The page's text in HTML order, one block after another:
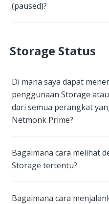
(paused)?
Storage Status
Di mana saya dapat
penggunaan Storage
dari semua perangkat
Netmonk Prime?
Bagaimana cara melihat
Storage tertentu?
Bagaimana cara